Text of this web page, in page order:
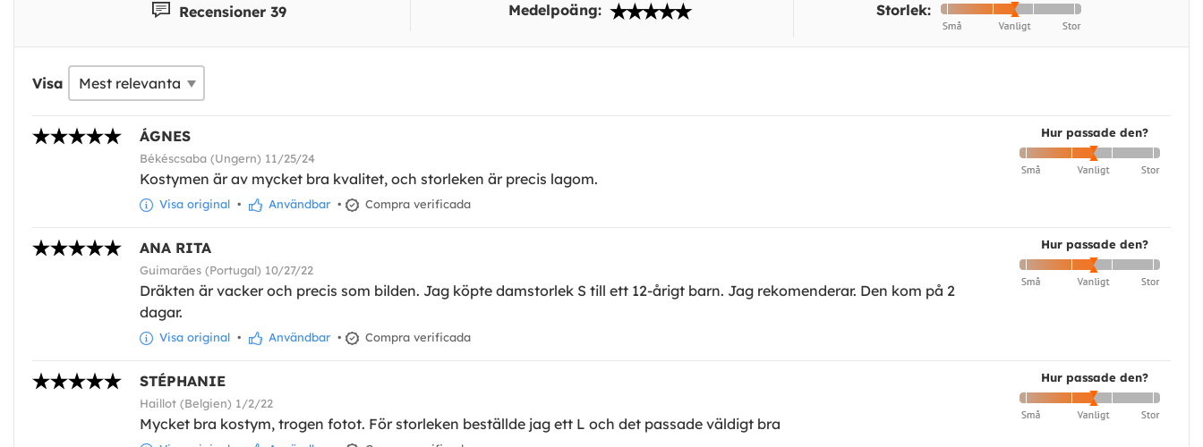
Recensioner 39 Medelpoäng: Storlek:
Visa
Hur passade den?
ÁGNES
Békéscsaba (Ungern) 11/25/24
Kostymen är av mycket bra kvalitet, och storleken är precis lagom.
Visa original • Användbar • Compra verificada
Hur passade den?
ANA RITA
Guimarães (Portugal) 10/27/22
Dräkten är vacker och precis som bilden. Jag köpte damstorlek S till ett 12-årigt barn. Jag rekomenderar. Den kom på 2
dagar.
Visa original • Användbar • Compra verificada
Hur passade den?
STÉPHANIE
Haillot (Belgien) 1/2/22
Mycket bra kostym, trogen fotot. För storleken beställde jag ett L och det passade väldigt bra